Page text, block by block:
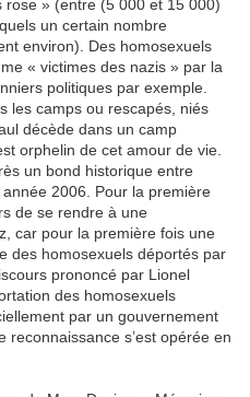
» (entre (5 000 et 15 000)
un certain nombre
environ). Des homosexuels
« victimes des nazis » par la
politiques par exemple.
les camps ou rescapés, niés
décède dans un camp
orphelin de cet amour de vie.
un bond historique entre
2006. Pour la première
de se rendre à une
car pour la première fois une
des homosexuels déportés par
prononcé par Lionel
des homosexuels
par un gouvernement
s’est opérée en